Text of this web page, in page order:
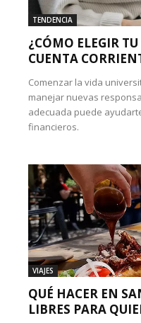
TENDENCIA
¿CÓMO ELEGIR
CUENTA
Comenzar la vida
manejar nuevas
adecuada puede
financieros.
VIAJES
QUÉ HACER EN
LIBRES PARA